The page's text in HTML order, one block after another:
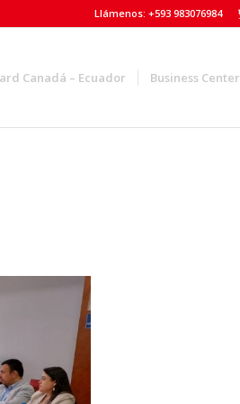
Llámenos: +593 983076984
Canadá – Ecuador Business Center